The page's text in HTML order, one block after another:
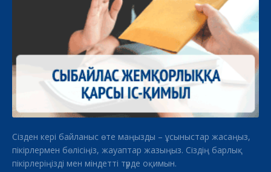
Сізден кері байланыс өте маңызды – ұсыныстар жасаңыз,
пікірлермен бөлісіңіз, жауаптар жазыңыз. Сіздің барлық
пікірлеріңізді мен міндетті түрде оқимын.